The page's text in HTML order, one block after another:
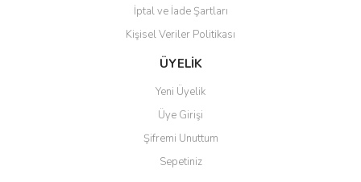
Gönder
İptal ve İade Şartları
Kişisel Veriler Politikası
ÜYELİK
Yeni Üyelik
Üye Girişi
Şifremi Unuttum
Sepetiniz